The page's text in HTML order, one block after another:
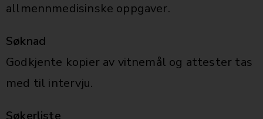
allmennmedisinske oppgaver.
Søknad
Godkjente kopier av vitnemål og attester tas
med til intervju.
Søkerliste